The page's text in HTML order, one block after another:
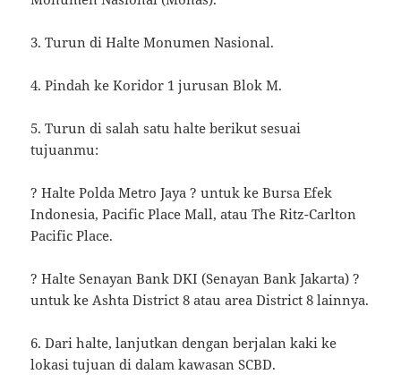
3. Turun di Halte Monumen Nasional.
4. Pindah ke Koridor 1 jurusan Blok M.
5. Turun di salah satu halte berikut sesuai
tujuanmu:
? Halte Polda Metro Jaya ? untuk ke Bursa Efek
Indonesia, Pacific Place Mall, atau The Ritz-Carlton
Pacific Place.
? Halte Senayan Bank DKI (Senayan Bank Jakarta) ?
untuk ke Ashta District 8 atau area District 8 lainnya.
6. Dari halte, lanjutkan dengan berjalan kaki ke
lokasi tujuan di dalam kawasan SCBD.